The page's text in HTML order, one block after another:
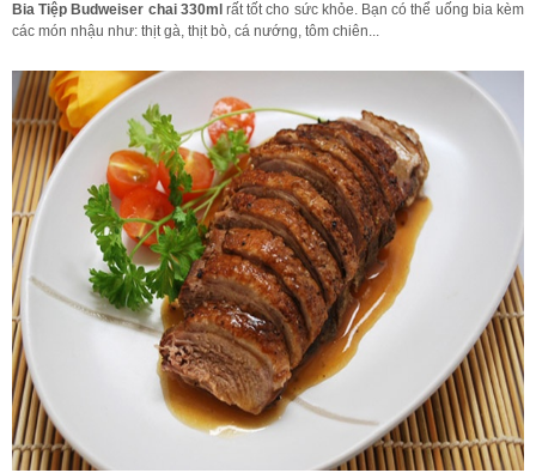
Bia Tiệp Budweiser chai 330ml rất tốt cho sức khỏe. Bạn có thể uống bia kèm
các món nhậu như: thịt gà, thịt bò, cá nướng, tôm chiên...